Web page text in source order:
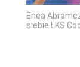
Enea
siebie ŁKS